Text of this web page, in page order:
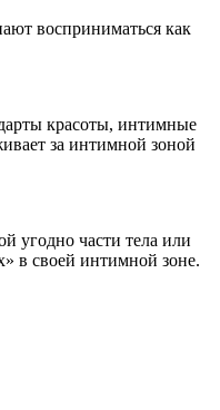
восприниматься как
красоты, интимные
за интимной зоной
угодно части тела или
в своей интимной зоне.